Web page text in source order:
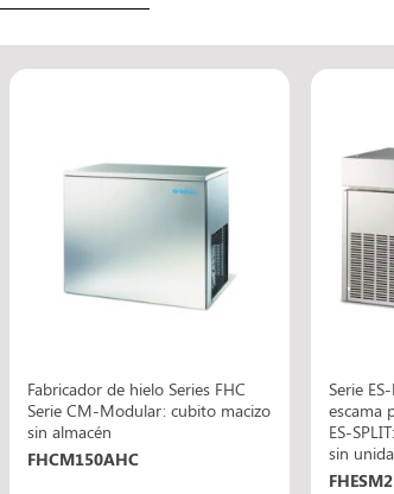
Fabricador de hielo Series FHC
Serie CM-Modular: cubito macizo
sin almacén
FHCM150AHC
Serie
escama
ES-
sin